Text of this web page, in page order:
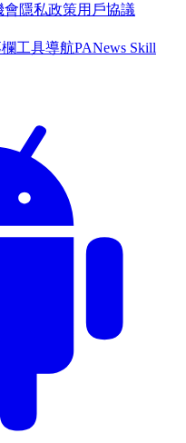
會隱私政策用戶協議
工具導航PANews Skill